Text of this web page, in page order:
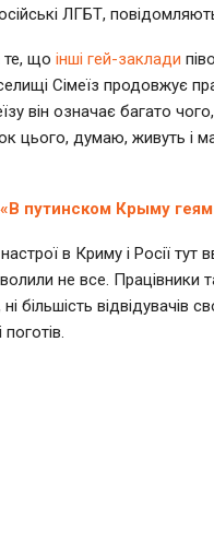
ЛГБТ,
що інші гей-заклади
Сімеїз продовжує
він означає багато
цього, думаю, живуть і
«В путинском Крыму
в Криму і Росії
не все. Працівники
більшість